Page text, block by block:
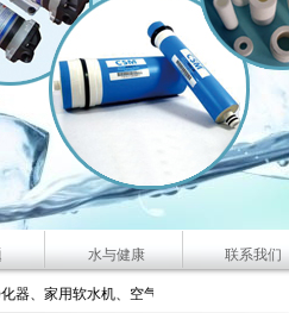
水与健康 联系我们
线：4006092004 技术咨询：
软水机、空气净化器等产品。咨询服务